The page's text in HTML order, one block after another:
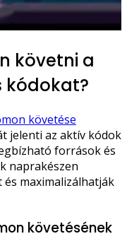
követni a
kódokat?
követése
jelenti az aktív kódok
források és
naprakészen
maximalizálhatják
követésének